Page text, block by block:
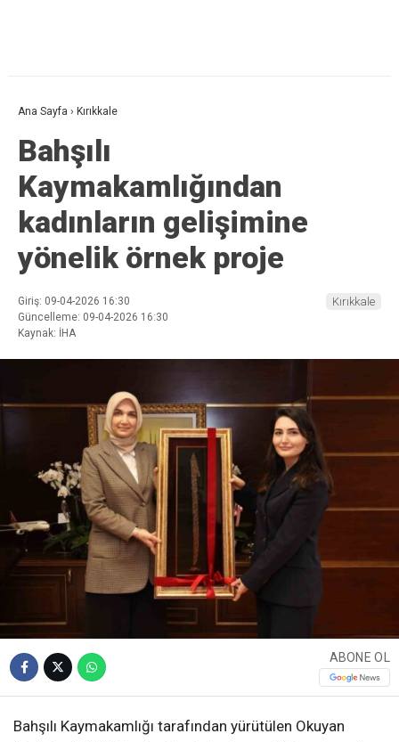
Ana Sayfa › Kırıkkale
Bahşılı
Kaymakamlığından
kadınların gelişimine
yönelik örnek proje
Giriş: 09-04-2026 16:30
Güncelleme: 09-04-2026 16:30
Kaynak: İHA
Kırıkkale
ABONE OL
Bahşılı Kaymakamlığı tarafından yürütülen Okuyan